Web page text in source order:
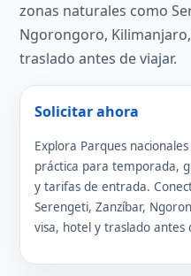
zonas naturales como
Ngorongoro,
traslado antes de viajar.
Solicitar ahora
Explora Parques
práctica para temporada,
y tarifas de entrada.
Serengeti, Zanzíbar,
visa, hotel y traslado antes